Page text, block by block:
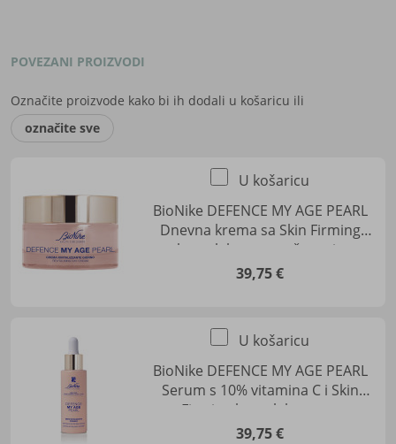
POVEZANI PROIZVODI
Označite proizvode kako bi ih dodali u košaricu ili
označite sve
BioNike DEFENCE MY AGE PEARL
Dnevna krema sa Skin Firming
kompleksom za očuvanje
mladenačkih kontura lica
39,75 €
U košaricu
BioNike DEFENCE MY AGE PEARL
Serum s 10% vitamina C i Skin
Firming kompleksom za
revitalizaciju i blistavost kože
39,75 €
U košaricu